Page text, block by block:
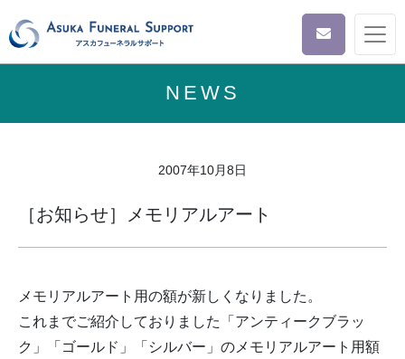
NEWS
2007年10月8日
［お知らせ］メモリアルアート
メモリアルアート用の額が新しくなりました。
これまでご紹介しておりました「アンティークブラッ
ク」「ゴールド」「シルバー」のメモリアルアート用額